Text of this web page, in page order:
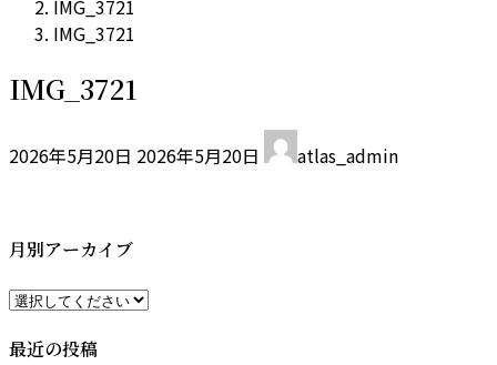
IMG_3721
IMG_3721
IMG_3721
2026年5月20日 終
:
2026年5月20日 atlas_admin
月別アーカイブ
最近の投稿